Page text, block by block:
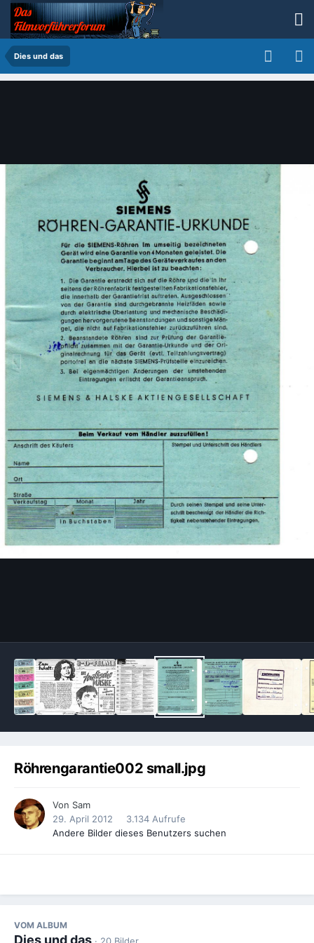
Dies und das
Röhrengarantie002 small.jpg
Von Sam
29. April 2012
3.134 Aufrufe
Andere Bilder dieses Benutzers suchen
VOM ALBUM
Dies und das